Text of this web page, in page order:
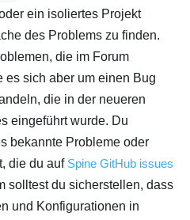
ein isoliertes Projekt
des Problems zu finden.
die im Forum
es sich aber um einen Bug
die in der neueren
eingeführt wurde. Du
bekannte Probleme oder
die du auf Spine GitHub issues
solltest du sicherstellen, dass
und Konfigurationen in